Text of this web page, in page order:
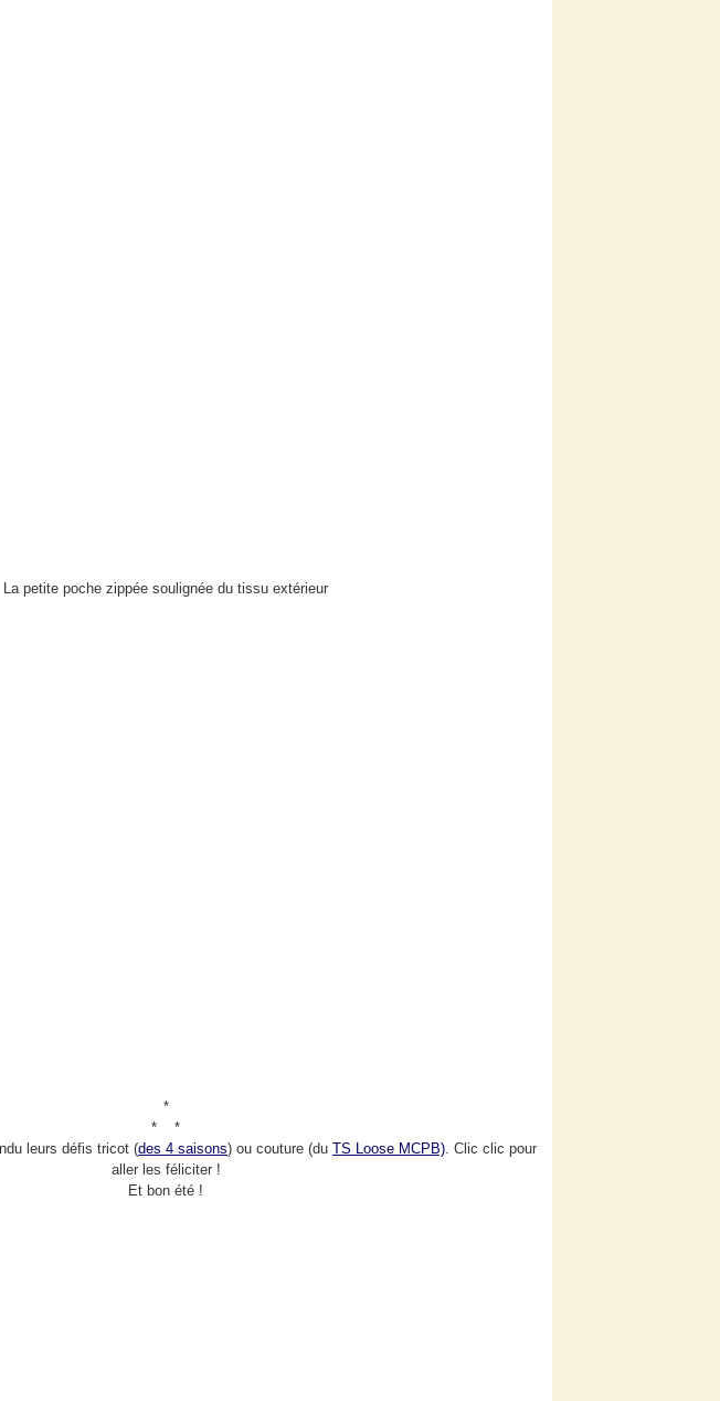
La petite poche zippée soulignée du tissu extérieur
*
* *
leurs défis tricot (des 4 saisons) ou couture (du TS Loose MCPB). Clic clic pour
aller les féliciter !
Et bon été !